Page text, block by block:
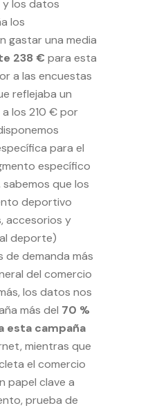
los datos
los
gastar una media
238 € para esta
a las encuestas
reflejaba un
los 210 € por
para el
específico
que los
deportivo
accesorios y
deporte)
demanda más
del comercio
los datos nos
más del 70 %
esta campaña
mientras que
el comercio
papel clave a
prueba de